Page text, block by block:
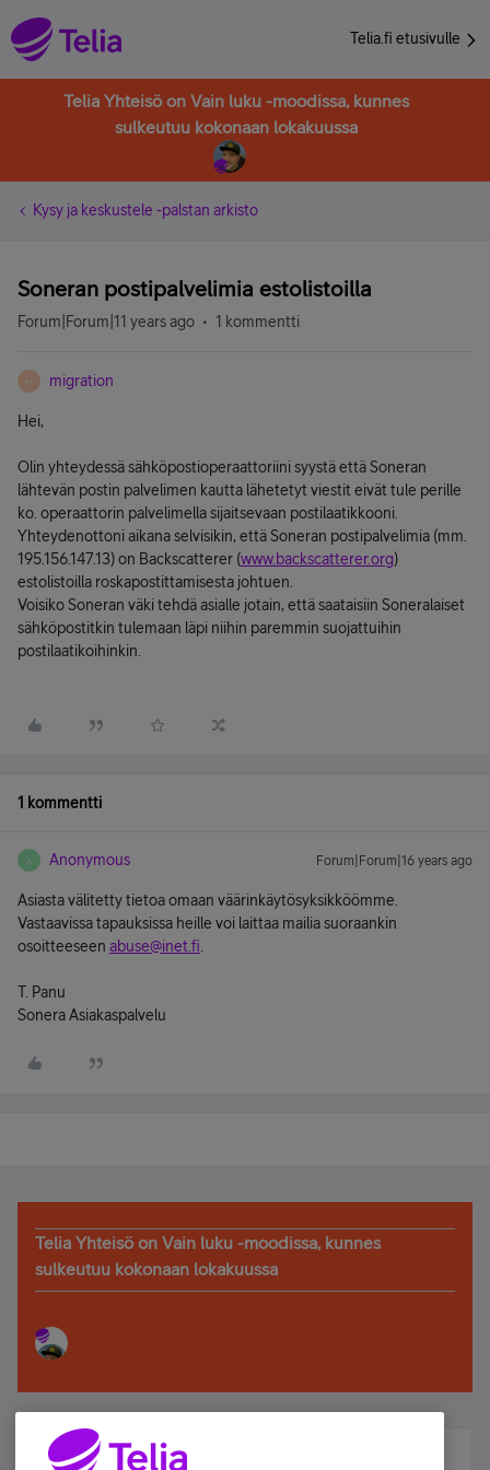
Telia.fi etusivulle
Telia Yhteisö on Vain luku -moodissa, kunnes
sulkeutuu kokonaan lokakuussa
Kysy ja keskustele -palstan arkisto
Soneran postipalvelimia estolistoilla
Forum|Forum|11 years ago 1 kommentti
M migration
Hei,
Olin yhteydessä sähköpostioperaattoriini syystä että Soneran
lähtevän postin palvelimen kautta lähetetyt viestit eivät tule perille
ko. operaattorin palvelimella sijaitsevaan postilaatikkooni.
Yhteydenottoni aikana selvisikin, että Soneran postipalvelimia (mm.
195.156.147.13) on Backscatterer (www.backscatterer.org)
estolistoilla roskapostittamisesta johtuen.
Voisiko Soneran väki tehdä asialle jotain, että saataisiin Soneralaiset
sähköpostitkin tulemaan läpi niihin paremmin suojattuihin
postilaatikoihinkin.
1 kommentti
A Anonymous Forum|Forum|16 years ago
Asiasta välitetty tietoa omaan väärinkäytösyksikköömme.
Vastaavissa tapauksissa heille voi laittaa mailia suoraankin
osoitteeseen abuse@inet.fi
T. Panu
Sonera Asiakaspalvelu
Telia Yhteisö on Vain luku -moodissa, kunnes
sulkeutuu kokonaan lokakuussa